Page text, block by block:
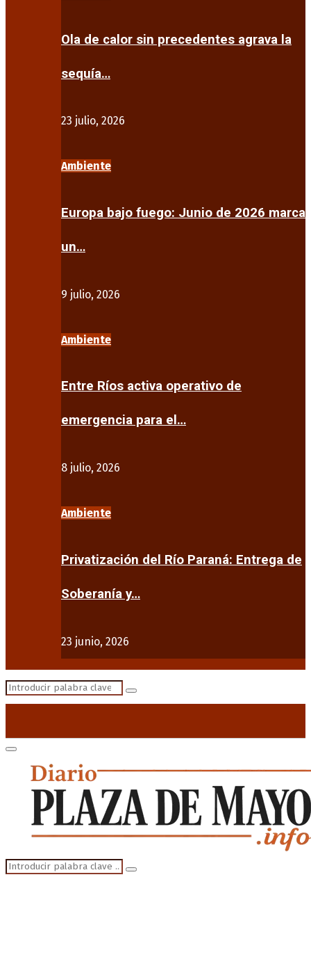
Ola de calor sin precedentes agrava la
sequía…
23 julio, 2026
Ambiente
Europa bajo fuego: Junio de 2026 marca
un…
9 julio, 2026
Ambiente
Entre Ríos activa operativo de
emergencia para el…
8 julio, 2026
Ambiente
Privatización del Río Paraná: Entrega de
Soberanía y…
23 junio, 2026
Search
Search
Primary
Menu
Search
for:
Search